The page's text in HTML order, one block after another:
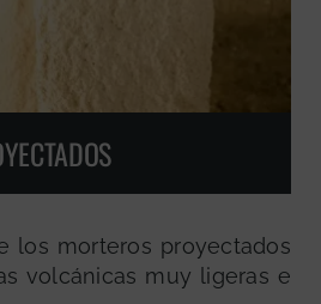
los morteros proyectados
volcánicas muy ligeras e